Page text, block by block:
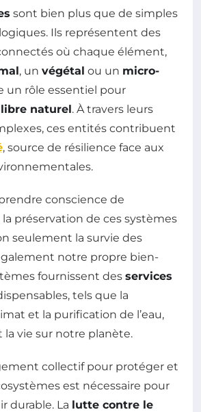
sont bien plus que de simples
Ils représentent des
où chaque élément,
, un végétal ou un micro-
un rôle essentiel pour
naturel. À travers leurs
ces entités contribuent
, source de résilience face aux
conscience de
préservation de ces systèmes
seulement la survie des
notre propre bien-
fournissent des services
tels que la
et la purification de l’eau,
vie sur notre planète.
collectif pour protéger et
est nécessaire pour
durable. La lutte contre le